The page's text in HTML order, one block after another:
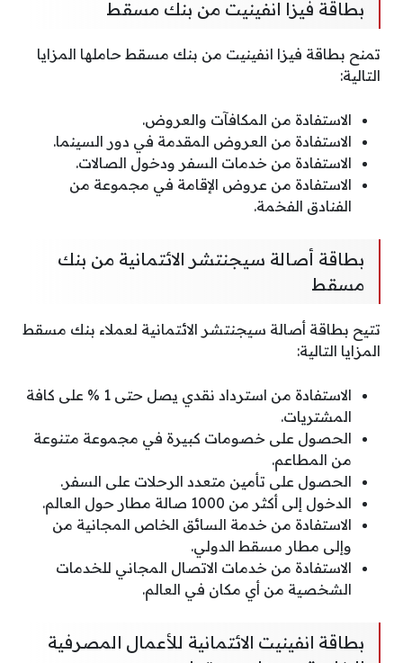
بطاقة فيزا انفينيت من بنك مسقط
تمنح بطاقة فيزا انفينيت من بنك مسقط حاملها المزايا
التالية:
الاستفادة من المكافآت والعروض.
الاستفادة من العروض المقدمة في دور السينما.
الاستفادة من خدمات السفر ودخول الصالات.
الاستفادة من عروض الإقامة في مجموعة من
الفنادق الفخمة.
بطاقة أصالة سيجنتشر الائتمانية من بنك
مسقط
تتيح بطاقة أصالة سيجنتشر الائتمانية لعملاء بنك مسقط
المزايا التالية:
الاستفادة من استرداد نقدي يصل حتى 1 % على كافة
المشتريات.
الحصول على خصومات كبيرة في مجموعة متنوعة
من المطاعم.
الحصول على تأمين متعدد الرحلات على السفر.
الدخول إلى أكثر من 1000 صالة مطار حول العالم.
الاستفادة من خدمة السائق الخاص المجانية من
وإلى مطار مسقط الدولي.
الاستفادة من خدمات الاتصال المجاني للخدمات
الشخصية من أي مكان في العالم.
بطاقة انفينيت الائتمانية للأعمال المصرفية